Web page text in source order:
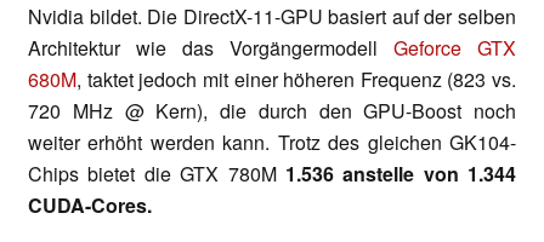
Nvidia bildet. Die DirectX-11-GPU basiert auf der selben
Architektur wie das Vorgängermodell Geforce GTX
680M, taktet jedoch mit einer höheren Frequenz (823 vs.
720 MHz @ Kern), die durch den GPU-Boost noch
weiter erhöht werden kann. Trotz des gleichen GK104-
Chips bietet die GTX 780M 1.536 anstelle von 1.344
CUDA-Cores.